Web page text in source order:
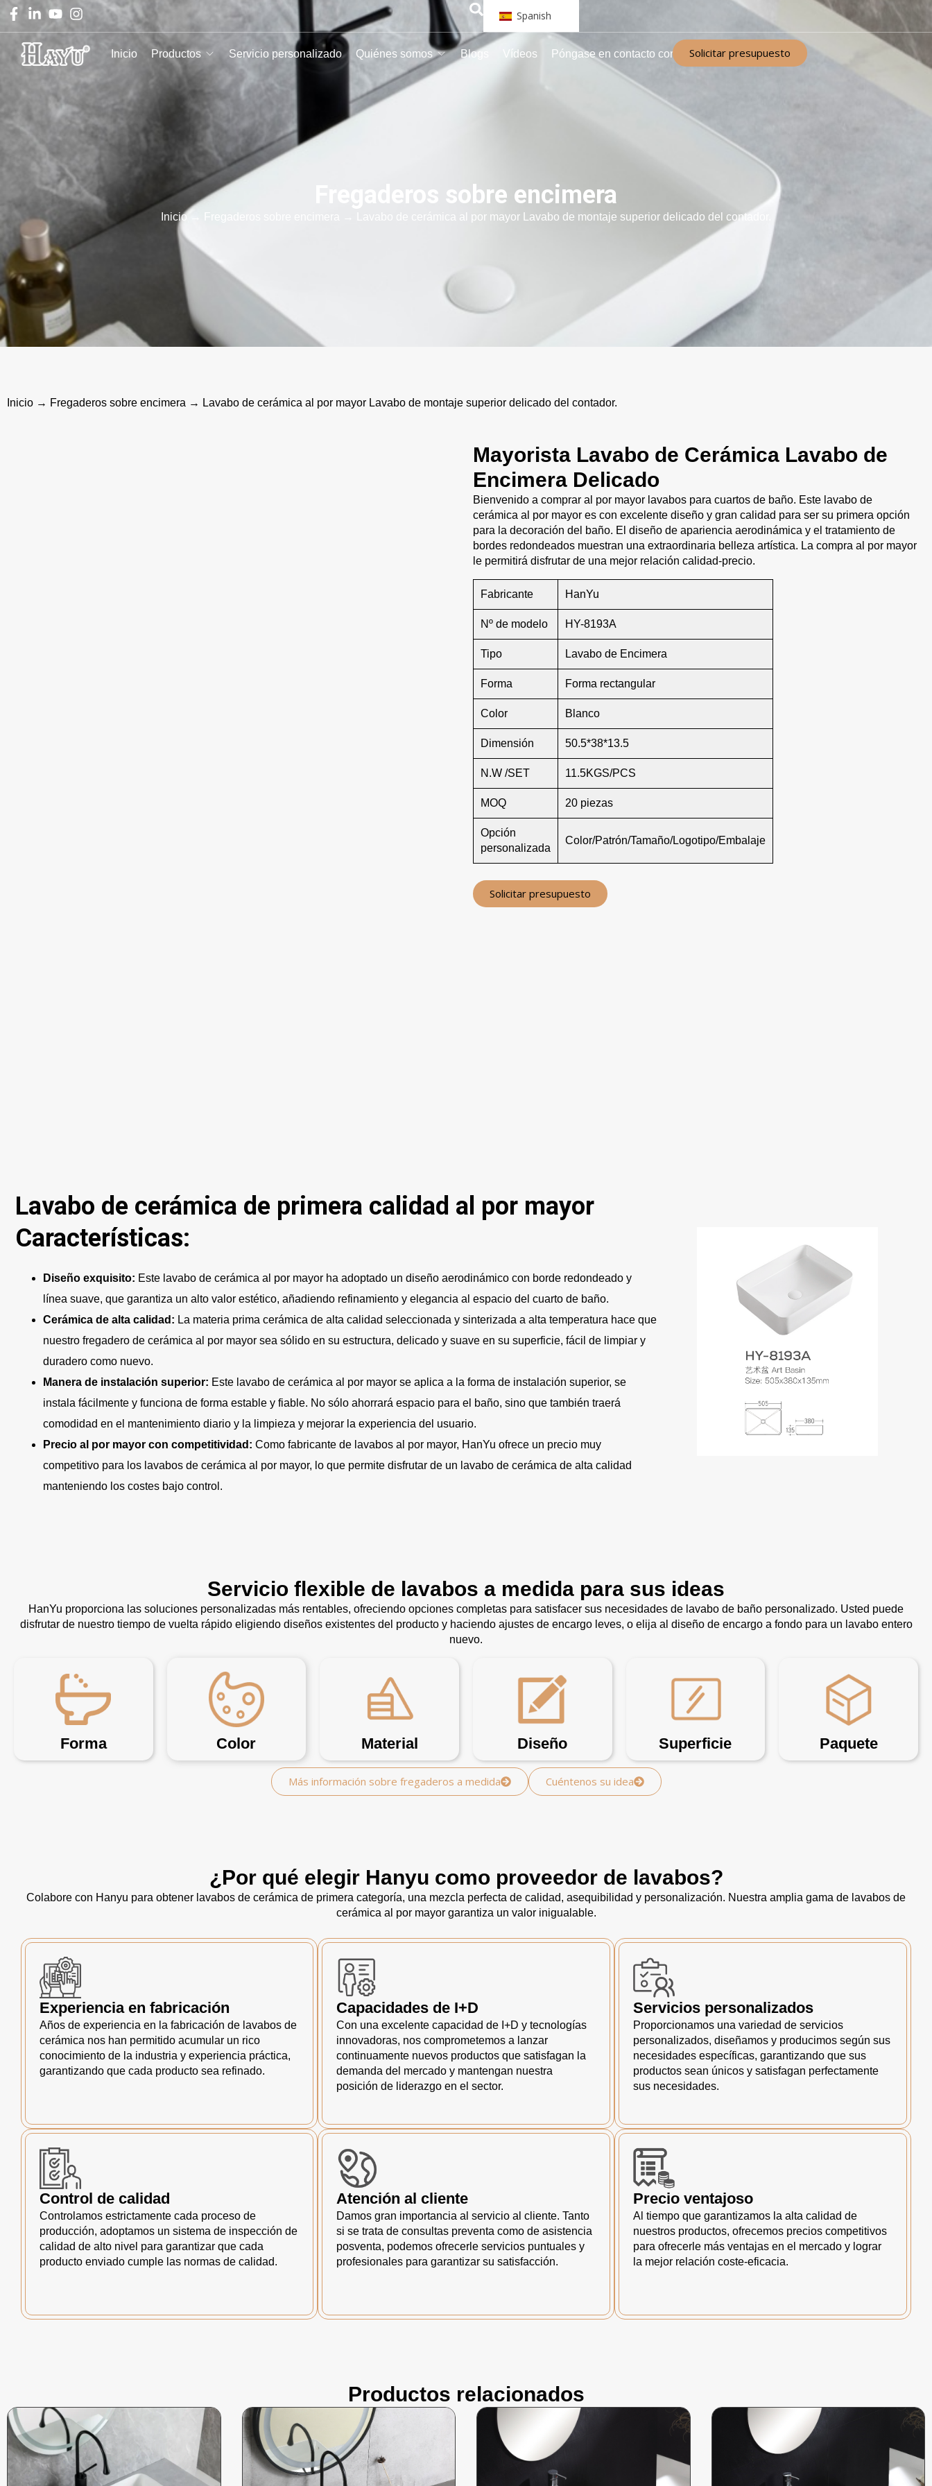
Spanish
Inicio Productos Servicio personalizado Quiénes somos Blogs Vídeos Póngase en contacto con Solicitar presupuesto
Fregaderos sobre encimera
Inicio → Fregaderos sobre encimera → Lavabo de cerámica al por mayor Lavabo de montaje superior delicado del contador.
Inicio → Fregaderos sobre encimera → Lavabo de cerámica al por mayor Lavabo de montaje superior delicado del contador.
Mayorista Lavabo de Cerámica Lavabo de
Encimera Delicado
Bienvenido a comprar al por mayor lavabos para cuartos de baño. Este lavabo de
cerámica al por mayor es con excelente diseño y gran calidad para ser su primera opción
para la decoración del baño. El diseño de apariencia aerodinámica y el tratamiento de
bordes redondeados muestran una extraordinaria belleza artística. La compra al por mayor
le permitirá disfrutar de una mejor relación calidad-precio.
Fabricante HanYu
Nº de modelo HY-8193A
Tipo Lavabo de Encimera
Forma Forma rectangular
Color Blanco
Dimensión 50.5*38*13.5
N.W /SET 11.5KGS/PCS
MOQ 20 piezas
Opción
personalizada
Color/Patrón/Tamaño/Logotipo/Embalaje
Solicitar presupuesto
Lavabo de cerámica de primera calidad al por mayor
Características:
Diseño exquisito: Este lavabo de cerámica al por mayor ha adoptado un diseño aerodinámico con borde redondeado y
línea suave, que garantiza un alto valor estético, añadiendo refinamiento y elegancia al espacio del cuarto de baño.
Cerámica de alta calidad: La materia prima cerámica de alta calidad seleccionada y sinterizada a alta temperatura hace que
nuestro fregadero de cerámica al por mayor sea sólido en su estructura, delicado y suave en su superficie, fácil de limpiar y
duradero como nuevo.
Manera de instalación superior: Este lavabo de cerámica al por mayor se aplica a la forma de instalación superior, se
instala fácilmente y funciona de forma estable y fiable. No sólo ahorrará espacio para el baño, sino que también traerá
comodidad en el mantenimiento diario y la limpieza y mejorar la experiencia del usuario.
Precio al por mayor con competitividad: Como fabricante de lavabos al por mayor, HanYu ofrece un precio muy
competitivo para los lavabos de cerámica al por mayor, lo que permite disfrutar de un lavabo de cerámica de alta calidad
manteniendo los costes bajo control.
Servicio flexible de lavabos a medida para sus ideas
HanYu proporciona las soluciones personalizadas más rentables, ofreciendo opciones completas para satisfacer sus necesidades de lavabo de baño personalizado. Usted puede
disfrutar de nuestro tiempo de vuelta rápido eligiendo diseños existentes del producto y haciendo ajustes de encargo leves, o elija al diseño de encargo a fondo para un lavabo entero
nuevo.
Forma Color Material Diseño Superficie Paquete
Más información sobre fregaderos a medida Cuéntenos su idea
¿Por qué elegir Hanyu como proveedor de lavabos?
Colabore con Hanyu para obtener lavabos de cerámica de primera categoría, una mezcla perfecta de calidad, asequibilidad y personalización. Nuestra amplia gama de lavabos de
cerámica al por mayor garantiza un valor inigualable.
Experiencia en fabricación
Años de experiencia en la fabricación de lavabos de
cerámica nos han permitido acumular un rico
conocimiento de la industria y experiencia práctica,
garantizando que cada producto sea refinado.
Capacidades de I+D
Con una excelente capacidad de I+D y tecnologías
innovadoras, nos comprometemos a lanzar
continuamente nuevos productos que satisfagan la
demanda del mercado y mantengan nuestra
posición de liderazgo en el sector.
Servicios personalizados
Proporcionamos una variedad de servicios
personalizados, diseñamos y producimos según sus
necesidades específicas, garantizando que sus
productos sean únicos y satisfagan perfectamente
sus necesidades.
Control de calidad
Controlamos estrictamente cada proceso de
producción, adoptamos un sistema de inspección de
calidad de alto nivel para garantizar que cada
producto enviado cumple las normas de calidad.
Atención al cliente
Damos gran importancia al servicio al cliente. Tanto
si se trata de consultas preventa como de asistencia
posventa, podemos ofrecerle servicios puntuales y
profesionales para garantizar su satisfacción.
Precio ventajoso
Al tiempo que garantizamos la alta calidad de
nuestros productos, ofrecemos precios competitivos
para ofrecerle más ventajas en el mercado y lograr
la mejor relación coste-eficacia.
Productos relacionados